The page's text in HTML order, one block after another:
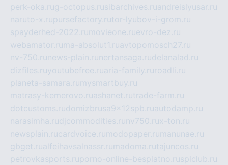
perk-oka.rug-octopus.rusibarchives.ruandreislyusar.ru
naruto-x.rupursefactory.rutor-lyubov-i-grom.ru
spayderhed-2022.ru movieone.ruevro-dez.ru
webamator.ru ma-absolut1.ruavtopomosch27.ru
nv-750.ru news-plain.ru nertansaga.rudelanalad.ru
dizfiles.ruyoutubefree.ruaria-family.ru roadli.ru
planeta-samara.ru mysmartbuy.ru
matrasy-kemerovo.ruashanet.rutrade-farm.ru
dotcustoms.rudomizbrusa9x12spb.ruautodamp.ru
narasimha.rudjcommodities.ru nv750.rux-ton.ru
newsplain.rucardvoice.ru modopaper.ru manunae.ru
gbget.rualfeihavsalnassr.ru madoma.rutajuncos.ru
petrovkasports.ruporno-online-besplatno.rusplclub.ru